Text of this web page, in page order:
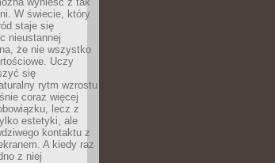
W świecie, który
staje się
nieustannej
że nie wszystko
Uczy
się
rytm wzrostu
coraz więcej
lecz z
estetyki, ale
kontaktu z
A kiedy raz
z niej